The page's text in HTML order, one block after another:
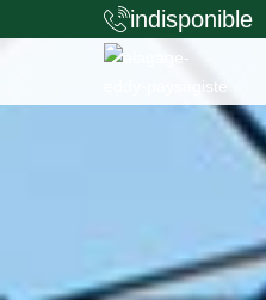
indisponible